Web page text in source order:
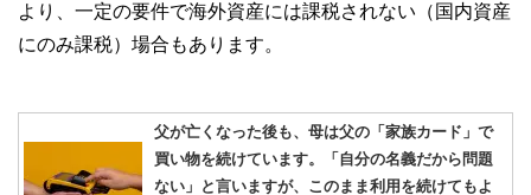
より、一定の要件で海外資産には課税されない（国内資産
にのみ課税）場合もあります。
父が亡くなった後も、母は父の「家族カード」で
買い物を続けています。「自分の名義だから問題
ない」と言いますが、このまま利用を続けてもよ